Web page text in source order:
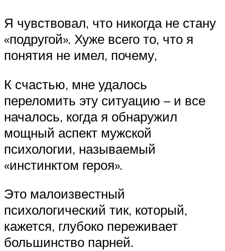
Я чувствовал, что никогда не стану
«подругой». Хуже всего то, что я
понятия не имел, почему,
К счастью, мне удалось
переломить эту ситуацию – и все
началось, когда я обнаружил
мощный аспект мужской
психологии, называемый
«инстинктом героя».
Это малоизвестный
психологический тик, который,
кажется, глубоко переживает
большинство парней.